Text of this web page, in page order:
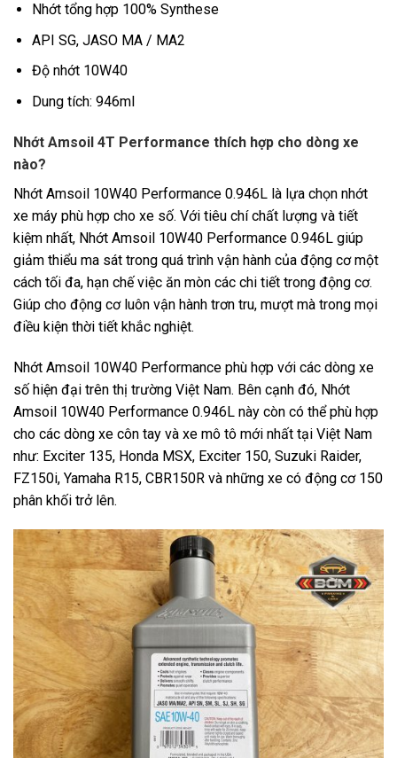
Nhớt tổng hợp 100% Synthese
API SG, JASO MA / MA2
Độ nhớt 10W40
Dung tích: 946ml
Nhớt Amsoil 4T Performance thích hợp cho dòng xe
nào?
Nhớt Amsoil 10W40 Performance 0.946L là lựa chọn nhớt
xe máy phù hợp cho xe số. Với tiêu chí chất lượng và tiết
kiệm nhất, Nhớt Amsoil 10W40 Performance 0.946L giúp
giảm thiểu ma sát trong quá trình vận hành của động cơ một
cách tối đa, hạn chế việc ăn mòn các chi tiết trong động cơ.
Giúp cho động cơ luôn vận hành trơn tru, mượt mà trong mọi
điều kiện thời tiết khắc nghiệt.
Nhớt Amsoil 10W40 Performance phù hợp với các dòng xe
số hiện đại trên thị trường Việt Nam. Bên cạnh đó, Nhớt
Amsoil 10W40 Performance 0.946L này còn có thể phù hợp
cho các dòng xe côn tay và xe mô tô mới nhất tại Việt Nam
như: Exciter 135, Honda MSX, Exciter 150, Suzuki Raider,
FZ150i, Yamaha R15, CBR150R và những xe có động cơ 150
phân khối trở lên.